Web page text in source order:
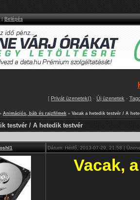
|Belépés
[ Privát üzenetek() · Új üzenetek ·
Animációs, báb és rajzfilmek » Vacak a hetedik testvér / A
testvér / A hetedik testvér
Dátum: Hétfő, 2013-07-29, 21:58 |
Vacak,